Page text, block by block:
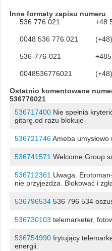
Inne formaty zapisu numeru
536 776 021
+48
0048 536 776 021
536-776-021
0048536776021
Ostatnio komentowane
536776021
536717400Nie spełnia
gitarę.od razu blokuje
536721746Ameba umysłowo
536741571 Welcome Group
536712361 Uwaga.
nie przyjeżdża. Blokować i
536796534536 796 534
536730103 telemarketer,
536754990Irytujący
energii.